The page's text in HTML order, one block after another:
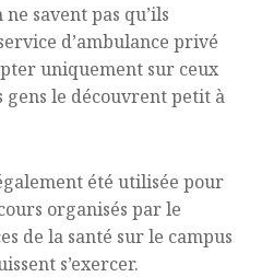
savent pas qu’ils
d’ambulance privé
uniquement sur ceux
gens le découvrent petit à
été utilisée pour
organisés par le
de la santé sur le campus
s’exercer.